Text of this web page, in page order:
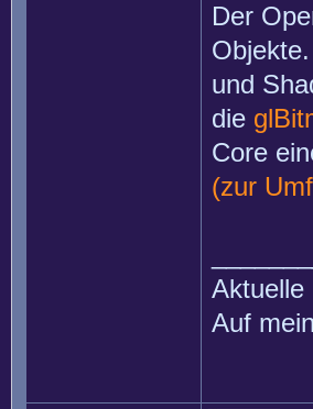
Der
und
die
Core
(zur
Aktuelle
Auf